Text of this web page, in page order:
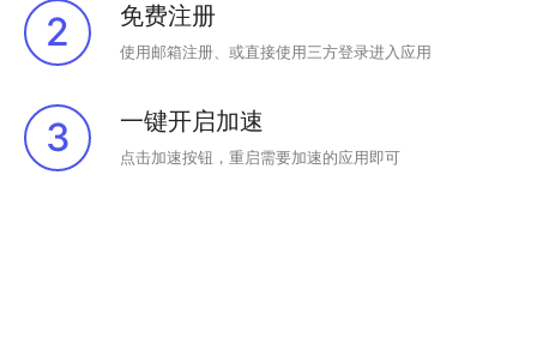
2 免费注册
使用邮箱注册、或直接使用三方登录进入应用
3 一键开启加速
点击加速按钮，重启需要加速的应用即可